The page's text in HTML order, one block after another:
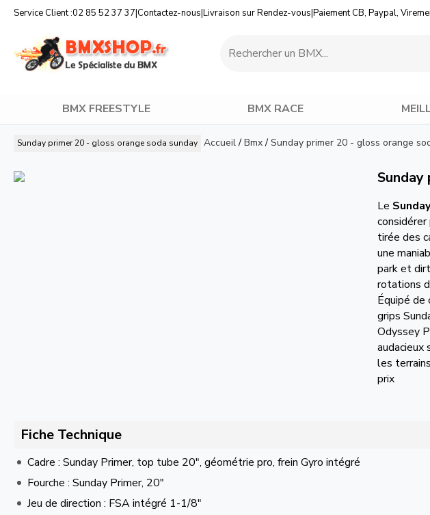
Service Client :02 85 52 37 37|Contactez-nous|Livraison sur Rendez-vous|Paiement CB, Paypal,
BMX FREESTYLE BMX RACE
Sunday primer 20 - gloss orange soda sunday Accueil / Bmx / Sunday primer 20 - gloss orange
Sunday
Le
tirée des
une
park et
rotations
Équipé
grips
Odyssey
audacieux
les
prix
Fiche Technique
Cadre : Sunday Primer, top tube 20″, géométrie pro, frein Gyro intégré
Fourche : Sunday Primer, 20″
Jeu de direction : FSA intégré 1-1/8″